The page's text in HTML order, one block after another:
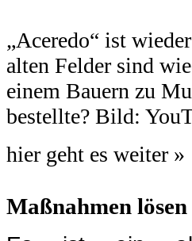
„Aceredo“ ist
alten Felder sind
einem Bauern zu
bestellte? Bild:
hier geht es weiter »
Maßnahmen